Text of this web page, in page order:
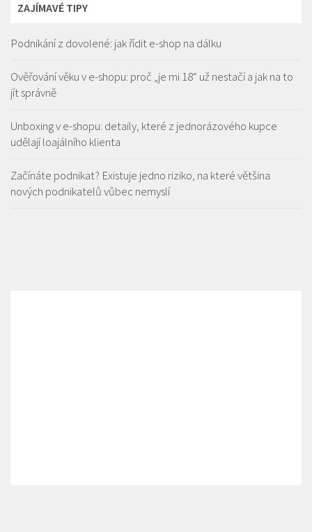
ZAJÍMAVÉ TIPY
Podnikání z dovolené: jak řídit e-shop na dálku
Ověřování věku v e-shopu: proč „je mi 18“ už nestačí a jak na to
jít správně
Unboxing v e-shopu: detaily, které z jednorázového kupce
udělají loajálního klienta
Začínáte podnikat? Existuje jedno riziko, na které většina
nových podnikatelů vůbec nemyslí